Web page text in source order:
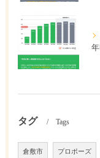
タグ Tags
倉敷市 プロポーズ